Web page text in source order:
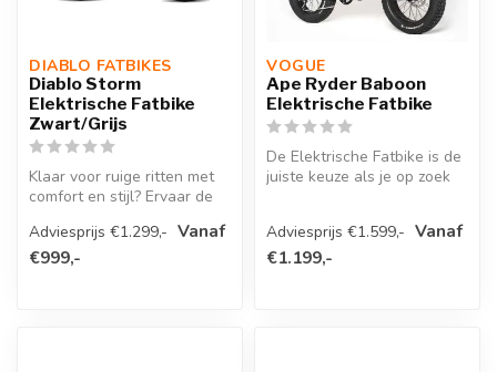
DIABLO FATBIKES
Diablo Storm
Elektrische Fatbike
Zwart/Grijs
Klaar voor ruige ritten met
comfort en stijl? Ervaar de
Adviesprijs €1.299,- Vanaf
€999,-
VOGUE
Ape Ryder Baboon
Elektrische Fatbike
De Elektrische Fatbike is de
juiste keuze als je op zoek
Adviesprijs €1.599,- Vanaf
€1.199,-